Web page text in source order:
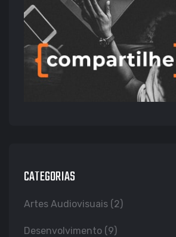
CATEGORIAS
Artes Audiovisuais (2)
Desenvolvimento (9)